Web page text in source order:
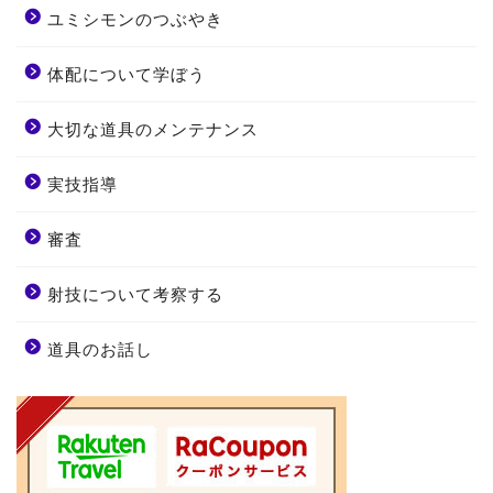
ユミシモンのつぶやき
体配について学ぼう
大切な道具のメンテナンス
実技指導
審査
射技について考察する
道具のお話し